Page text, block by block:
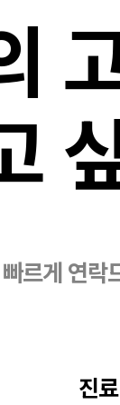
르게 연락
진